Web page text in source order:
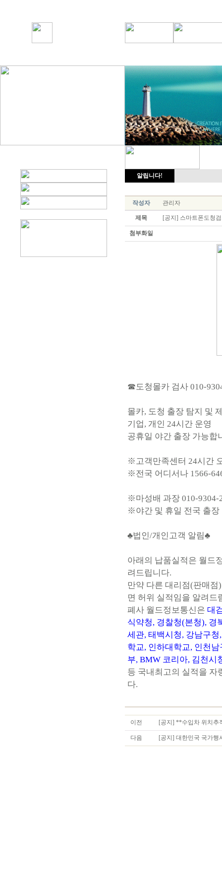
알립니다!
작성자 관리자
제목 [공지] 스마트폰도청
첨부화일
☎도청몰카 검사 010-
몰카, 도청 출장 탐지 및
기업, 개인 24시간 운영
공휴일 야간 출장 가능합
※고객만족센터 24시간
※전국 어디서나 1566-
※마성배 과장 010-
※야간 및 휴일 전국 출
♣법인/개인고객 알림♣
아래의 납품실적은 월드
려드립니다.
만약 다른 대리점(판매
면 허위 실적임을 알려드
폐사 월드정보통신은 대
식약청, 경찰청(본청), 경
세관, 태백시청, 강남구
학교, 인하대학교, 인천
부, BMW 코리아, 김천시
등 국내최고의 실적을 자
다.
이전 [공지] **수입차 위치추
다음 [공지] 대한민국 국가행